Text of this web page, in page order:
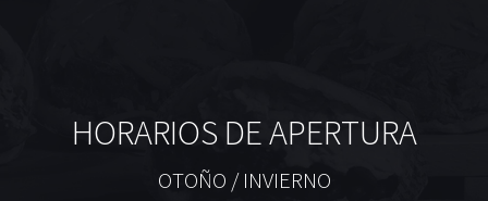
HORARIOS DE APERTURA
OTOÑO / INVIERNO